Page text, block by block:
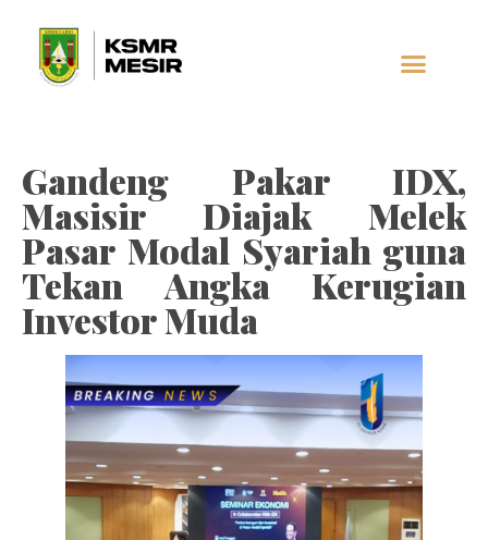
Gandeng Pakar IDX,
Masisir Diajak Melek
Pasar Modal Syariah guna
Tekan Angka Kerugian
Investor Muda